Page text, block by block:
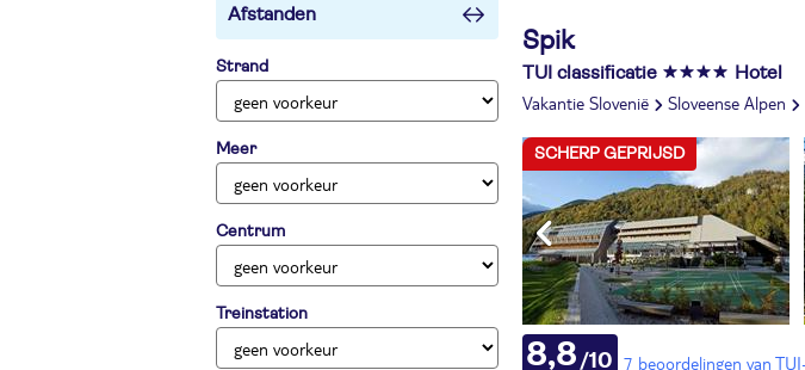
Afstanden
Strand
Meer
Centrum
Treinstation
Spik
TUI classificatie Hotel
Vakantie Slovenië Sloveense Alpen
SCHERP GEPRIJSD
7 beoordelingen van
8,8